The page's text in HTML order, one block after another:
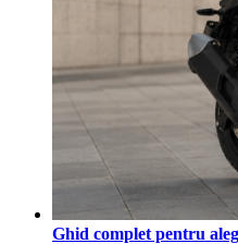
Ghid complet pentru